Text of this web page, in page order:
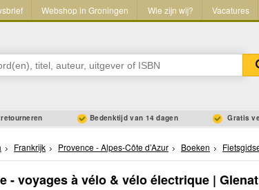
Webshop in Groningen Wie zijn wij? Vacatures
Bedenktijd van 14 dagen Gratis
Frankrijk Provence - Alpes-Côte d’Azur Boeken
- voyages à vélo & vélo électrique | Glenat